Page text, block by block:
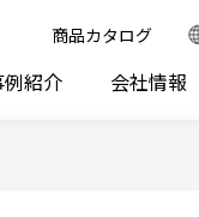
商品カタログ
例紹介 会社情報